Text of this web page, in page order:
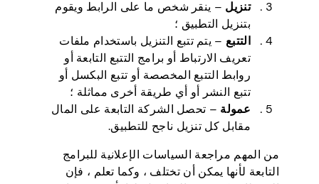
تنزيل – ينقر شخص ما على الرابط ويقوم
بتنزيل التطبيق ؛
التتبع – يتم تتبع التنزيل باستخدام ملفات
تعريف الارتباط أو برامج التتبع التابعة أو
روابط التتبع المخصصة أو تتبع البكسل أو
تتبع النشر أو أي طريقة أخرى مماثلة ؛
عمولة – تحصل الشركة التابعة على المال
مقابل كل تنزيل ناجح للتطبيق.
من المهم مراجعة السياسات الإعلانية للبرامج
التابعة لأنها يمكن أن تختلف ، وكما تعلم ، فإن